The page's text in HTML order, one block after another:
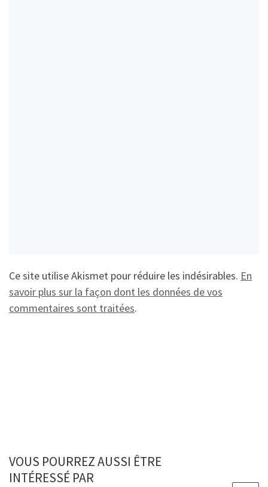
Ce site utilise Akismet pour réduire les indésirables. En
savoir plus sur la façon dont les données de vos
commentaires sont traitées.
VOUS POURREZ AUSSI ÊTRE
INTÉRESSÉ PAR